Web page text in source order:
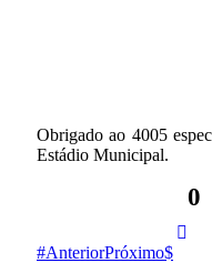
Obrigado ao 4005
Estádio Municipal.
0
AnteriorPróximo